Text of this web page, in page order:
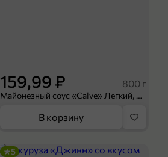
159,99 ₽ 800 г
Майонезный соус «Calve» Легкий, 800 г
В корзину
5